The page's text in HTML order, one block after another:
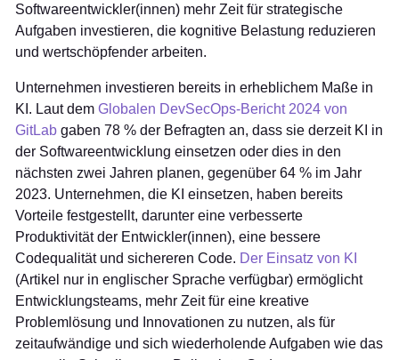
Softwareentwickler(innen) mehr Zeit für strategische
Aufgaben investieren, die kognitive Belastung reduzieren
und wertschöpfender arbeiten.
Unternehmen investieren bereits in erheblichem Maße in
KI. Laut dem Globalen DevSecOps-Bericht 2024 von
GitLab gaben 78 % der Befragten an, dass sie derzeit KI in
der Softwareentwicklung einsetzen oder dies in den
nächsten zwei Jahren planen, gegenüber 64 % im Jahr
2023. Unternehmen, die KI einsetzen, haben bereits
Vorteile festgestellt, darunter eine verbesserte
Produktivität der Entwickler(innen), eine bessere
Codequalität und sichereren Code. Der Einsatz von KI
(Artikel nur in englischer Sprache verfügbar) ermöglicht
Entwicklungsteams, mehr Zeit für eine kreative
Problemlösung und Innovationen zu nutzen, als für
zeitaufwändige und sich wiederholende Aufgaben wie das